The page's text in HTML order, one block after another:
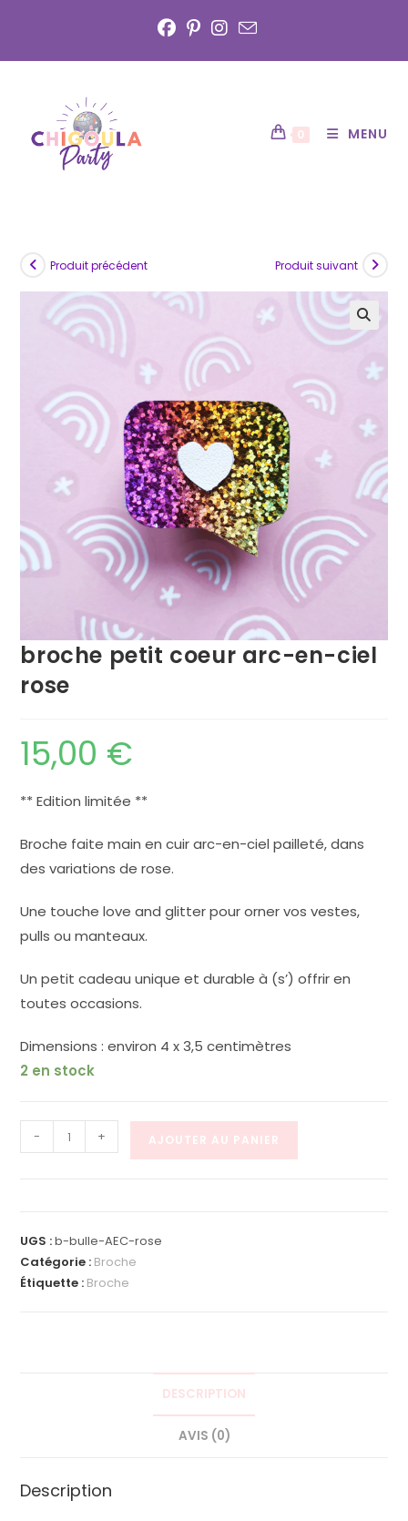
0 MENU
Produit précédent Produit suivant
broche petit coeur arc-en-ciel
rose
15,00 €
** Edition limitée **
Broche faite main en cuir arc-en-ciel pailleté, dans
des variations de rose.
Une touche love and glitter pour orner vos vestes,
pulls ou manteaux.
Un petit cadeau unique et durable à (s’) offrir en
toutes occasions.
Dimensions : environ 4 x 3,5 centimètres
2 en stock
quantité
de
arc-
en-
ciel
- + AJOUTER AU PANIER
UGS :b-bulle-AEC-rose
Catégorie : Broche
Étiquette : Broche
DESCRIPTION
AVIS (0)
Description